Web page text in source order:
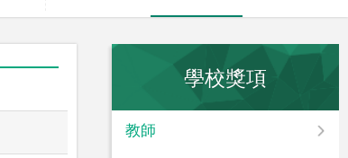
學校獎項
教師